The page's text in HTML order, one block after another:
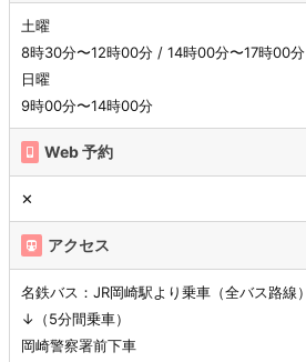
土曜
8時30分〜12時00分 / 14時00分〜17時00分
日曜
9時00分〜14時00分
Web 予約
✕
アクセス
名鉄バス：JR岡崎駅より乗車（全バス路線）
↓（5分間乗車）
岡崎警察署前下車